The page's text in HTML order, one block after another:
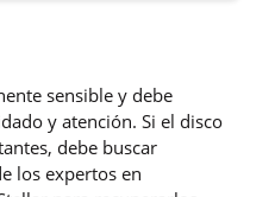
sensible y debe
y atención. Si el disco
debe buscar
los expertos en